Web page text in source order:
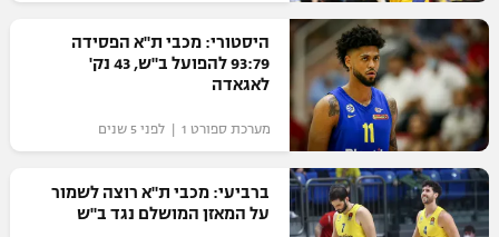
היסטורי: מכבי ת"א הפסידה
93:79 להפועל ב"ש, 43 נק'
לאגאדה
מערכת ספורט 1 | לפני 5 שנים
ברביעי: מכבי ת"א רוצה לשמור
על המאזן המושלם נגד ב"ש